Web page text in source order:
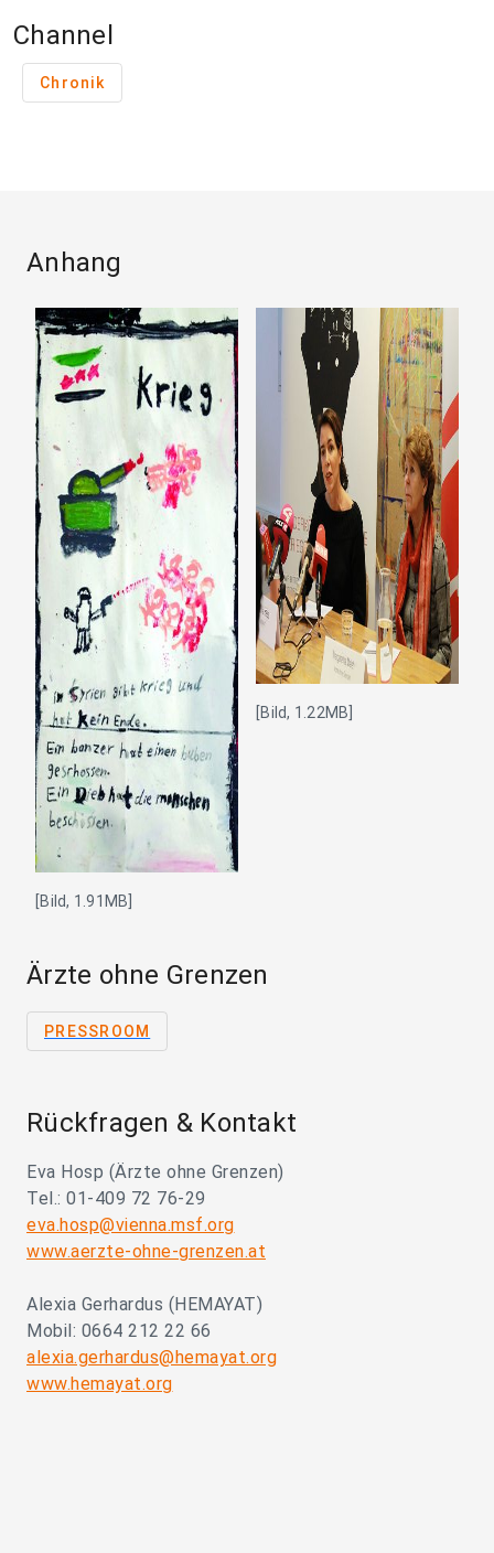
Channel
Chronik
Anhang
[Bild, 1.91MB]
[Bild, 1.22MB]
Ärzte ohne Grenzen
PRESSROOM
Rückfragen & Kontakt
Eva Hosp (Ärzte ohne Grenzen)
Tel.: 01-409 72 76-29
eva.hosp@vienna.msf.org
www.aerzte-ohne-grenzen.at
Alexia Gerhardus (HEMAYAT)
Mobil: 0664 212 22 66
alexia.gerhardus@hemayat.org
www.hemayat.org